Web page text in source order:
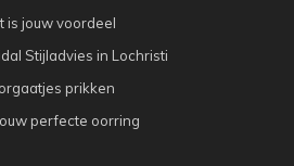
is jouw voordeel
Stijladvies in Lochristi
prikken
perfecte oorring